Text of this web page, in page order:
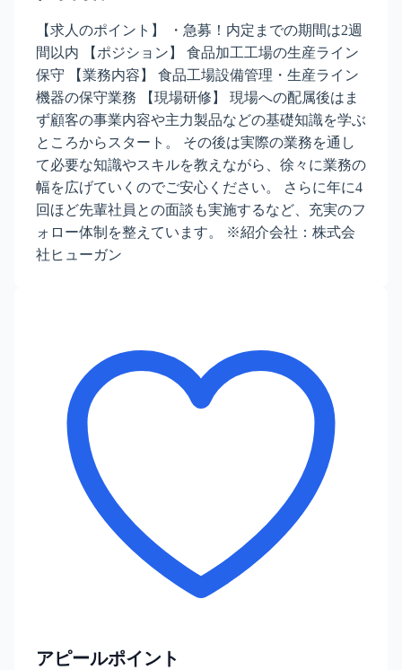
【求人のポイント】 ・急募！内定までの期間は2週
間以内 【ポジション】 食品加工工場の生産ライン
保守 【業務内容】 食品工場設備管理・生産ライン
機器の保守業務 【現場研修】 現場への配属後はま
ず顧客の事業内容や主力製品などの基礎知識を学ぶ
ところからスタート。 その後は実際の業務を通し
て必要な知識やスキルを教えながら、徐々に業務の
幅を広げていくのでご安心ください。 さらに年に4
回ほど先輩社員との面談も実施するなど、充実のフ
ォロー体制を整えています。 ※紹介会社：株式会
社ヒューガン
アピールポイント